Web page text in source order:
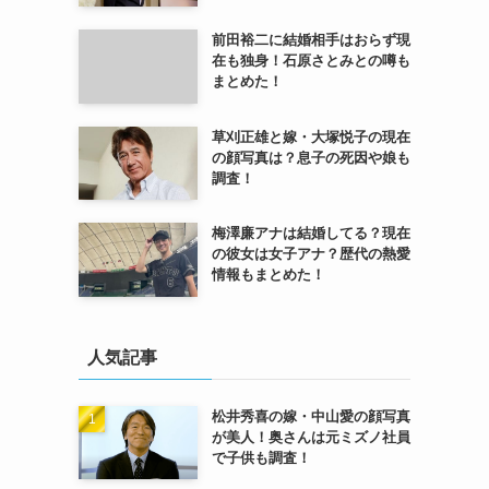
前田裕二に結婚相手はおらず現
在も独身！石原さとみとの噂も
まとめた！
草刈正雄と嫁・大塚悦子の現在
の顔写真は？息子の死因や娘も
調査！
梅澤廉アナは結婚してる？現在
の彼女は女子アナ？歴代の熱愛
情報もまとめた！
人気記事
松井秀喜の嫁・中山愛の顔写真
が美人！奥さんは元ミズノ社員
で子供も調査！